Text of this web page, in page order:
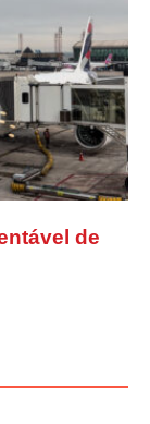
de